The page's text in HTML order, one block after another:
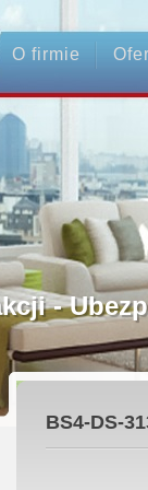
O firmie
-
BS4-DS-